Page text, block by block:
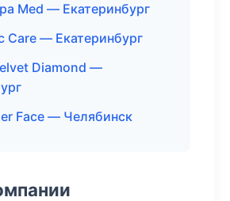
Med — Екатеринбург
Care — Екатеринбург
Diamond —
Face — Челябинск